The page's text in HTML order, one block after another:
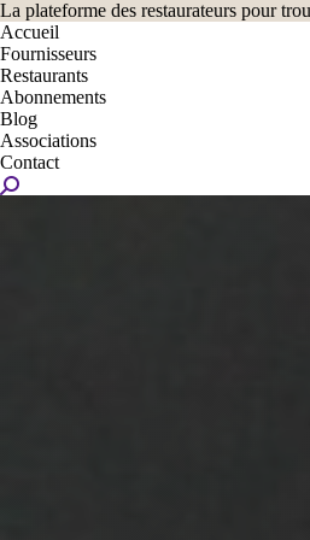
La plateforme des restaurateurs pour
Accueil
Fournisseurs
Restaurants
Abonnements
Blog
Associations
Contact
Recherche